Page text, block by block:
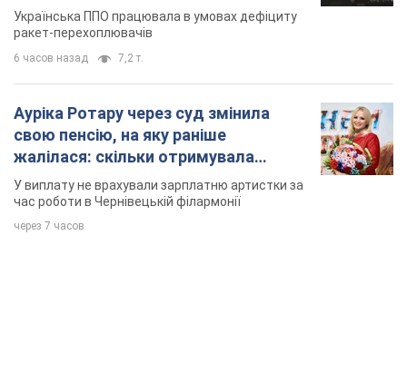
Українська ППО працювала в умовах дефіциту
ракет-перехоплювачів
6 часов назад 7,2 т.
Ауріка Ротару через суд змінила
свою пенсію, на яку раніше
жалілася: скільки отримувала
співачка
У виплату не врахували зарплатню артистки за
час роботи в Чернівецькій філармонії
через 7 часов